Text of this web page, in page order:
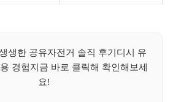
생한 공유자전거 솔직 후기디시 유
경험지금 바로 클릭해 확인해보세
요!